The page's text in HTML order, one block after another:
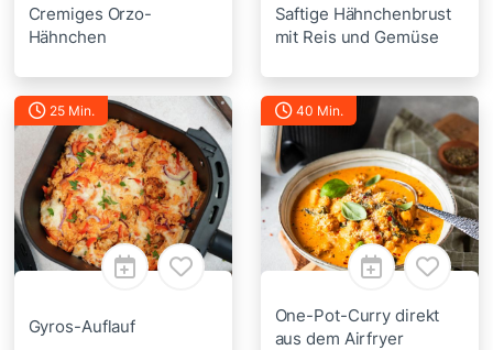
Cremiges Orzo-
Hähnchen
Saftige Hähnchenbrust
mit Reis und Gemüse
25 Min.
Gyros-Auflauf
40 Min.
One-Pot-Curry direkt
aus dem Airfryer